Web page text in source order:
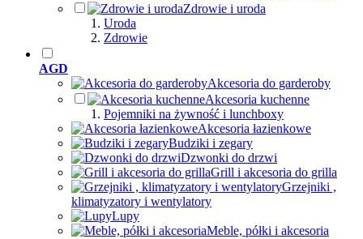
Zdrowie i uroda
Uroda
Zdrowie
AGD
Akcesoria do garderoby
Akcesoria kuchenne
Pojemniki na żywność i lunchboxy
Akcesoria łazienkowe
Budziki i zegary
Dzwonki do drzwi
Grill i akcesoria do grilla
Grzejniki ,
klimatyzatory i wentylatory
Lupy
Meble, półki i akcesoria